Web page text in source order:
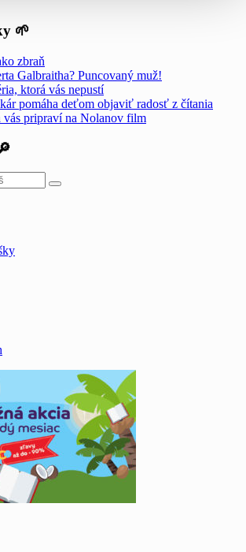
🌱
zbraň
Galbraitha? Puncovaný muž!
ktorá vás nepustí
pomáha deťom objaviť radosť z čítania
vás pripraví na Nolanov film